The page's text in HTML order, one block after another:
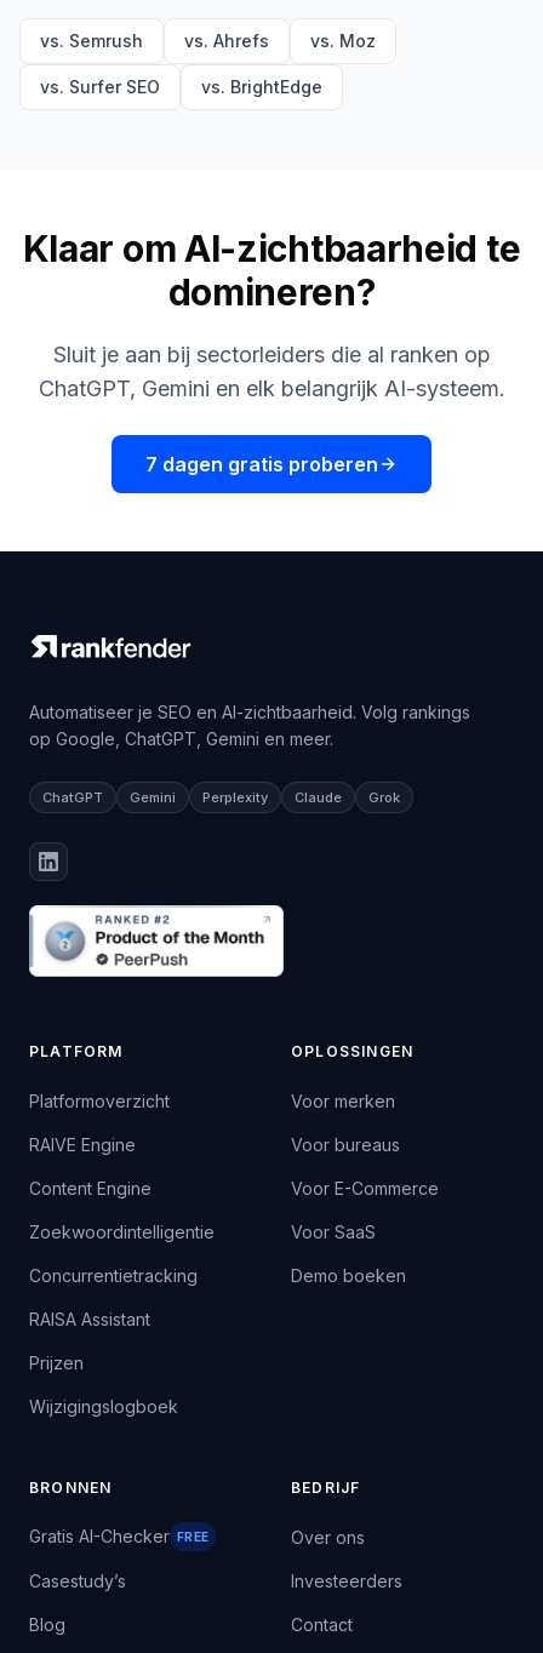
vs. Semrush vs. Ahrefs vs. Moz
vs. Surfer SEO vs. BrightEdge
Klaar om AI-zichtbaarheid te
domineren?
Sluit je aan bij sectorleiders die al ranken op
ChatGPT, Gemini en elk belangrijk AI-systeem.
7 dagen gratis proberen
Automatiseer je SEO en AI-zichtbaarheid. Volg rankings
op Google, ChatGPT, Gemini en meer.
ChatGPT Gemini Perplexity Claude Grok
PLATFORM
Platformoverzicht
RAIVE Engine
Content Engine
Zoekwoordintelligentie
Concurrentietracking
RAISA Assistant
Prijzen
Wijzigingslogboek
OPLOSSINGEN
Voor merken
Voor bureaus
Voor E-Commerce
Voor SaaS
Demo boeken
BRONNEN
Gratis AI-Checker FREE
Casestudy’s
Blog
BEDRIJF
Over ons
Investeerders
Contact